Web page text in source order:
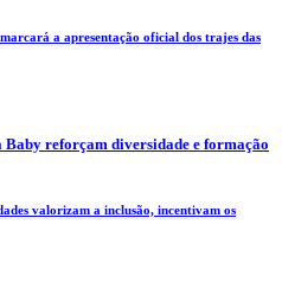
a apresentação oficial dos trajes das
reforçam diversidade e formação
valorizam a inclusão, incentivam os